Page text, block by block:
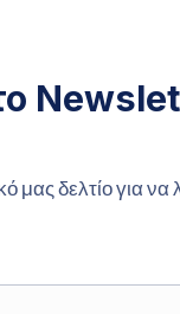
μας δελτίο για να